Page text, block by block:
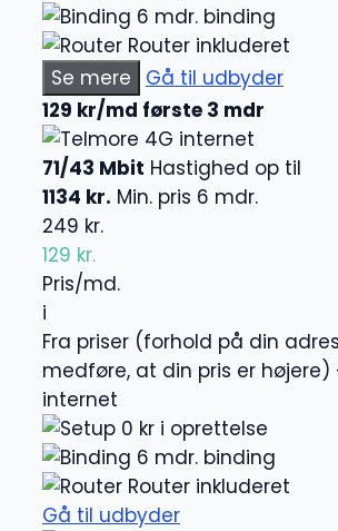
6 mdr. binding
Router inkluderet
Se mere
Gå til udbyder
129 kr/md første 3 mdr
4G internet
71/43 Mbit Hastighed op til
1134 kr. Min. pris 6 mdr.
249 kr.
129 kr.
Pris/md.
i
Fra priser (forhold på din
medføre, at din pris er højere)
internet
0 kr i oprettelse
6 mdr. binding
Router inkluderet
Gå til udbyder